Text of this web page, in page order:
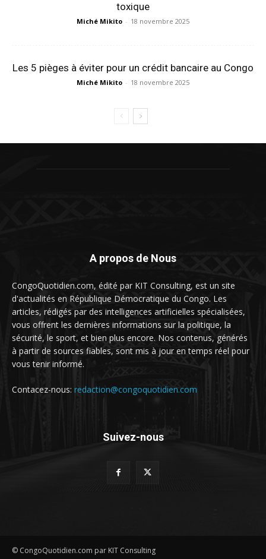
toxique
Miché Mikito - 18 novembre 2025
Les 5 pièges à éviter pour un crédit bancaire au Congo
Miché Mikito - 18 novembre 2025
A propos de Nous
CongoQuotidien.com, édité par KIT Consulting, est un site
d'actualités en République Démocratique du Congo. Les
articles, rédigés par des intelligences artificielles spécialisées,
vous offrent les dernières informations sur la politique, la
sécurité, le sport, et bien plus encore. Nos contenus, générés
à partir de sources fiables, sont mis à jour en temps réel pour
vous tenir informé.
Contacez-nous: redaction@congoquotidien.com
Suivez-nous
© CongoQuotidien.com par KIT Consulting